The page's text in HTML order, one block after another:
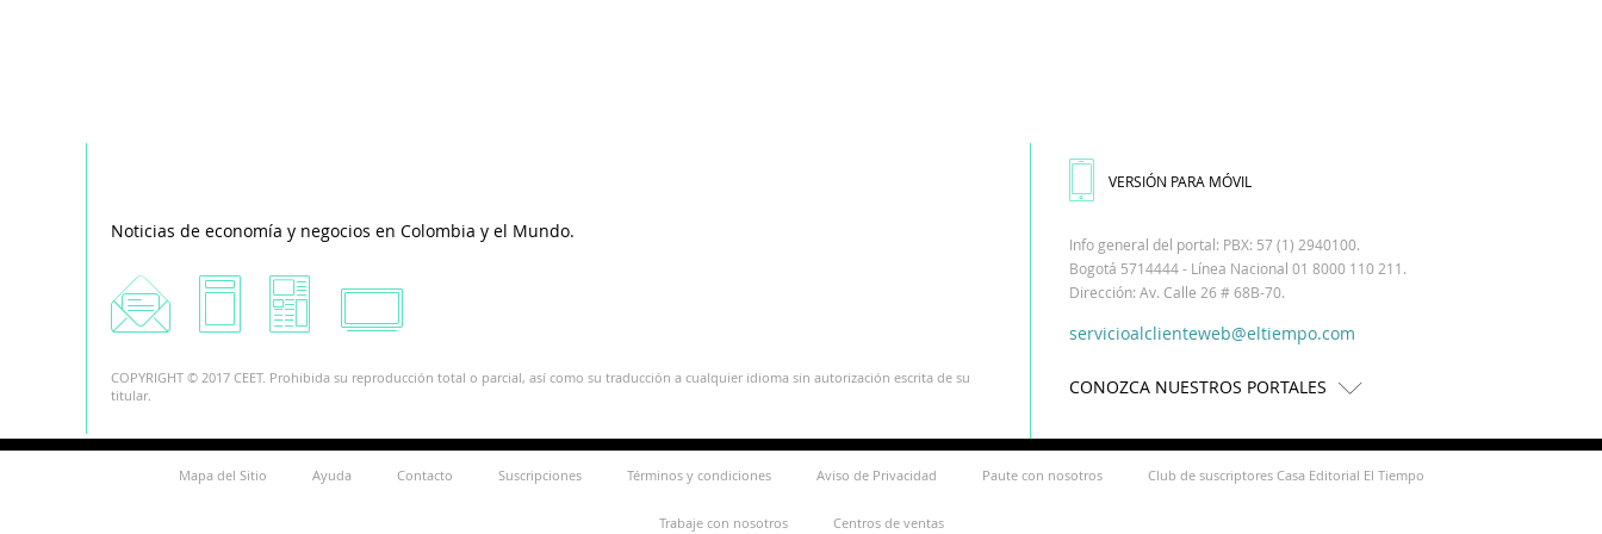
Noticias de economía y negocios en Colombia y el Mundo.
COPYRIGHT © 2017 CEET. Prohibida su reproducción total o parcial, así como su traducción a cualquier idioma sin autorización escrita de su
titular.
VERSIÓN PARA MÓVIL
Info general del portal: PBX: 57 (1) 2940100.
Bogotá 5714444 - Línea Nacional 01 8000 110 211.
Dirección: Av. Calle 26 # 68B-70.
servicioalclienteweb@eltiempo.com
CONOZCA NUESTROS PORTALES
Mapa del Sitio Ayuda Contacto Suscripciones Términos y condiciones Aviso de Privacidad Paute con nosotros Club de suscriptores Casa Editorial El Tiempo
Trabaje con nosotros Centros de ventas